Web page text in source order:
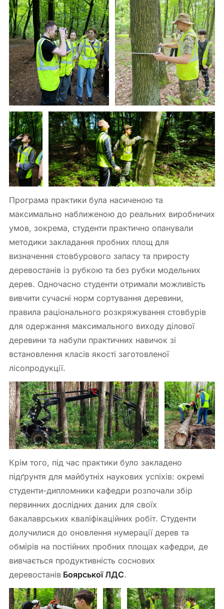
Програма практики була насиченою та
максимально наближеною до реальних виробничих
умов, зокрема, студенти практично опанували
методики закладання пробних площ для
визначення стовбурового запасу та приросту
деревостанів із рубкою та без рубки модельних
дерев. Одночасно студенти отримали можливість
вивчити сучасні норм сортування деревини,
правила раціонального розкряжування стовбурів
для одержання максимального виходу ділової
деревини та набули практичних навичок зі
встановлення класів якості заготовленої
лісопродукції.
Крім того, під час практики було закладено
підґрунтя для майбутніх наукових успіхів: окремі
студенти-дипломники кафедри розпочали збір
первинних дослідних даних для своїх
бакалаврських кваліфікаційних робіт. Студенти
долучилися до оновлення нумерації дерев та
обмірів на постійних пробних площах кафедри, де
вивчається продуктивність соснових
деревостанів Боярської ЛДС.